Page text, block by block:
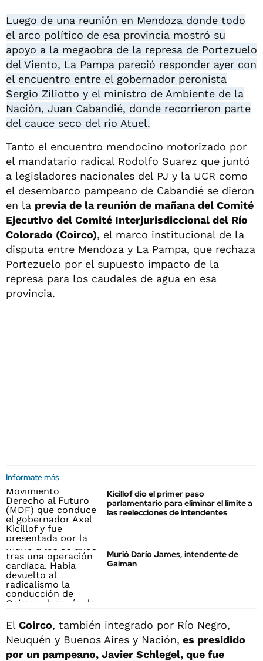
Luego de una reunión en Mendoza donde todo
el arco político de esa provincia mostró su
apoyo a la megaobra de la represa de Portezuelo
del Viento, La Pampa pareció responder ayer con
el encuentro entre el gobernador peronista
Sergio Ziliotto y el ministro de Ambiente de la
Nación, Juan Cabandié, donde recorrieron parte
del cauce seco del río Atuel.
Tanto el encuentro mendocino motorizado por
el mandatario radical Rodolfo Suarez que juntó
a legisladores nacionales del PJ y la UCR como
el desembarco pampeano de Cabandié se dieron
en la previa de la reunión de mañana del Comité
Ejecutivo del Comité Interjurisdiccional del Río
Colorado (Coirco), el marco institucional de la
disputa entre Mendoza y La Pampa, que rechaza
Portezuelo por el supuesto impacto de la
represa para los caudales de agua en esa
provincia.
Informate más
Kicillof dio el primer paso
parlamentario para eliminar el límite a
las reelecciones de intendentes
Murió Darío James, intendente de
Gaiman
El Coirco, también integrado por Río Negro,
Neuquén y Buenos Aires y Nación, es presidido
por un pampeano, Javier Schlegel, que fue